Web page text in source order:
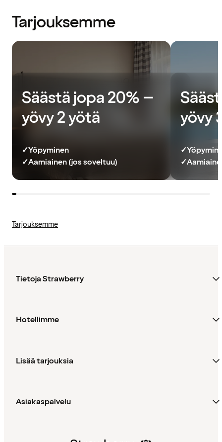
Tarjouksemme
Säästä jopa 20% –
yövy 2 yötä
✓Yöpyminen
✓Aamiainen (jos soveltuu)
yövy
✓
✓
Tarjouksemme
Tietoja Strawberry
Hotellimme
Lisää tarjouksia
Asiakaspalvelu